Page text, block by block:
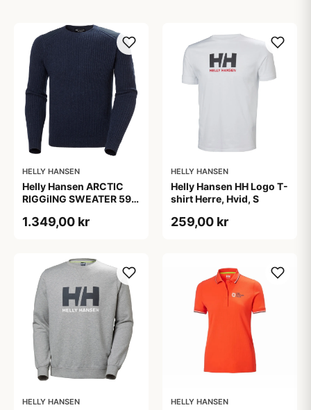
HELLY HANSEN
Helly Hansen ARCTIC
RIGGiING SWEATER 597
1.349,00 kr
HELLY HANSEN
Helly Hansen HH Logo T-
shirt Herre, Hvid, S
259,00 kr
HELLY HANSEN HELLY HANSEN